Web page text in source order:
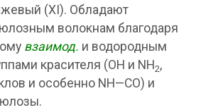
(XI). Обладают
волокнам благодаря
взаимод. и водородным
красителя (ОН и NH 2,
и особенно NH—СО) и